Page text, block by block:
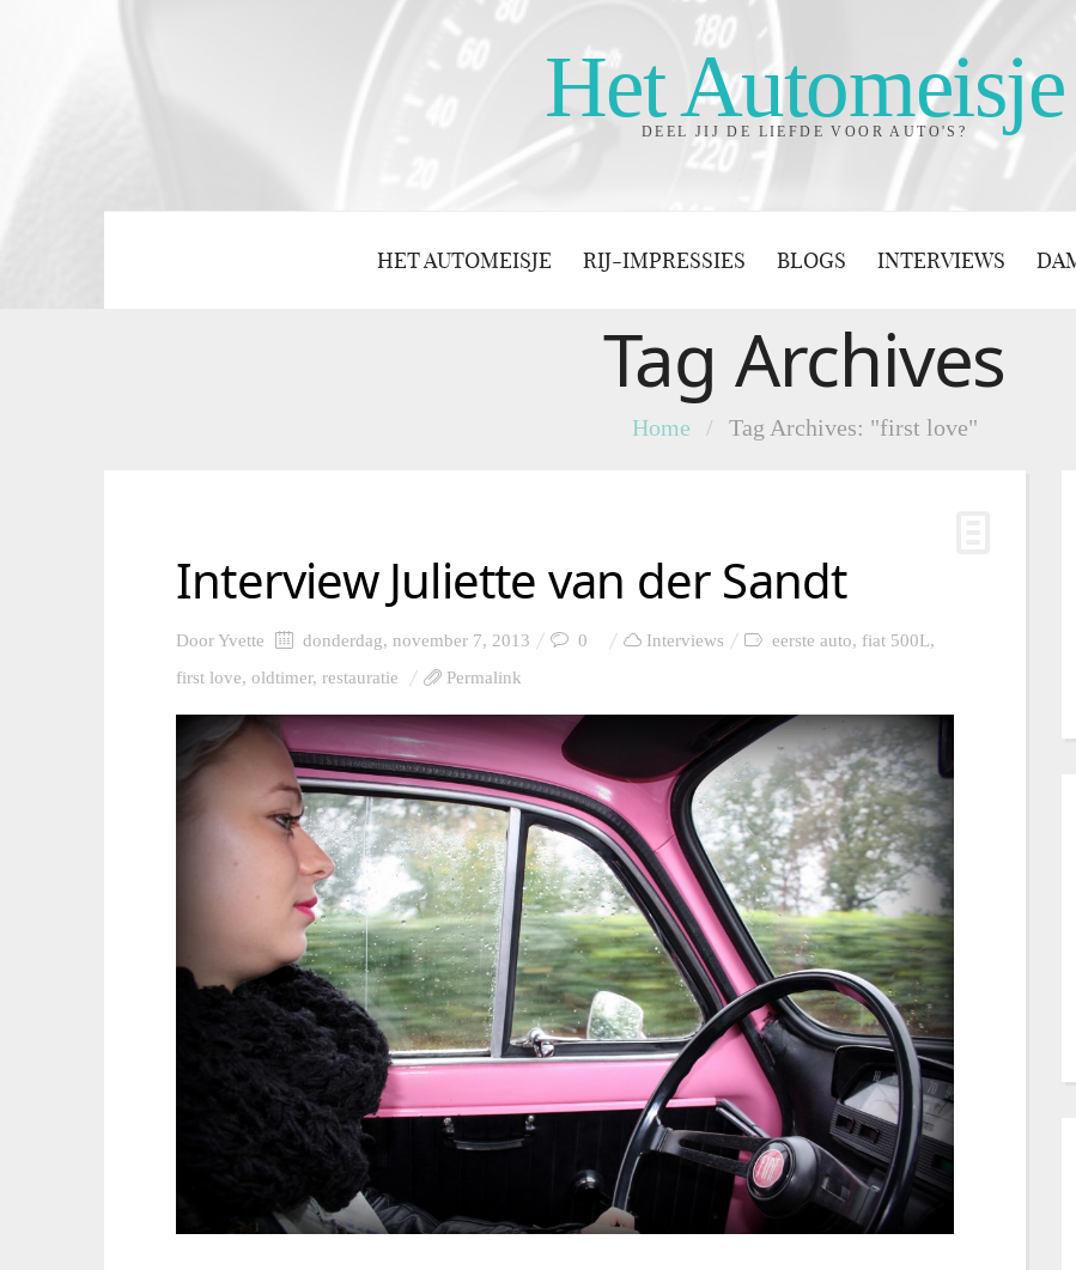
Het Automeisje
DEEL JIJ DE LIEFDE VOOR AUTO'S?
HET AUTOMEISJE RIJ-IMPRESSIES BLOGS INTERVIEWS
Tag Archives
Home / Tag Archives: "first love"
Interview Juliette van der Sandt
DoorYvette donderdag, november 7, 2013 0 Interviews eerste auto, fiat 500L,
first love, oldtimer, restauratie Permalink